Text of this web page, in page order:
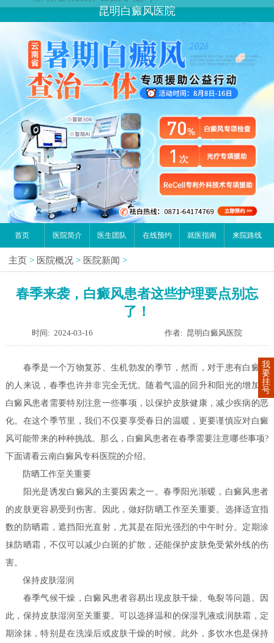
昆明白癜风医院
首页 医院简介 医生团队 在线预约 就医指南 来院路线
主页 > 医院概况 > 医院新闻 >
春季来袭，白癜风患者这些护理要点别忘
了！
时间: 2024-03-16 作者: 昆明白癜风医院
春季是一个万物复苏、生机勃发的季节，然而，对于患有白癜风
的人来说，春季也许并非完全无忧。随着气温的回升和阳光的增加，
白癜风患者需要特别注意一些事项，以保护皮肤健康，减少疾病的恶
化。在这个季节里，我们不仅要享受春日的温暖，更要谨慎应对白癜
风可能带来的种种挑战。那么，白癜风患者在春季需要注意哪些事项?
下面请看云南白癜风专科医院的介绍。
防晒工作至关重要
阳光是诱发白癜风的主要因素之一。春季阳光渐暖，白癜风患者
的皮肤更容易受到伤害。因此，做好防晒工作至关重要。选择适宜指
数的防晒霜，遮挡阳光直射，尤其是在阳光强烈的中午时分。定期涂
抹防晒霜，不仅可以减少白斑的扩散，还能保护皮肤免受紫外线的伤
害。
保持皮肤湿润
春季气候干燥，白癜风患者容易出现皮肤干燥、龟裂等问题。因
此，保持皮肤湿润至关重要。可以选择温和的保湿乳液或润肤霜，定
期涂抹，特别是在洗澡后或皮肤干燥的时候。此外，多饮水也是保持
我
要
挂
号
您好,这里是在线预约挂号平台！
请问你是有白斑、白癜风问题吗？